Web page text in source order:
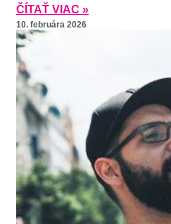
ČÍTAŤ VIAC »
10. februára 2026